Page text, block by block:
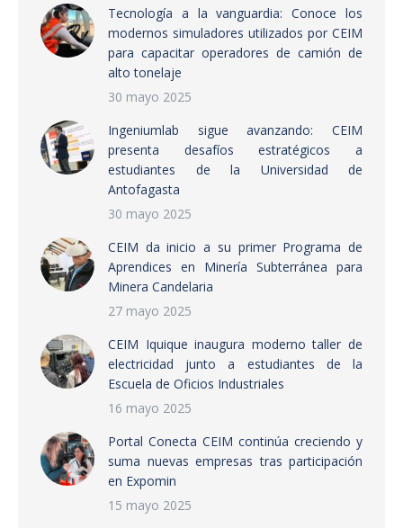
Tecnología a la vanguardia: Conoce los
modernos simuladores utilizados por CEIM
para capacitar operadores de camión de
alto tonelaje
30 mayo 2025
Ingeniumlab sigue avanzando: CEIM
presenta desafíos estratégicos a
estudiantes de la Universidad de
Antofagasta
30 mayo 2025
CEIM da inicio a su primer Programa de
Aprendices en Minería Subterránea para
Minera Candelaria
27 mayo 2025
CEIM Iquique inaugura moderno taller de
electricidad junto a estudiantes de la
Escuela de Oficios Industriales
16 mayo 2025
Portal Conecta CEIM continúa creciendo y
suma nuevas empresas tras participación
en Expomin
15 mayo 2025